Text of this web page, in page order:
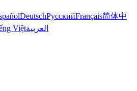
DeutschРусскийFrançais简体中
Việtالعربية